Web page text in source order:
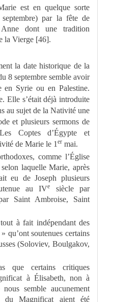
est en quelque sorte
par la fête de
dont une tradition
la Vierge [46].
la date historique de la
8 septembre semble avoir
en Syrie ou en Palestine.
Elle s’était déjà introduite
au sujet de la Nativité une
et plusieurs sermons de
Coptes d’Égypte et
de Marie le 1 er mai.
comme l’Église
laquelle Marie, après
eu de Joseph plusieurs
au IVe
siècle par
Saint Ambroise, Saint
à fait indépendant des
qu’ont soutenues certains
(Soloviev, Boulgakov,
que certains critiques
à Élisabeth, non à
semble aucunement
du Magnificat aient été